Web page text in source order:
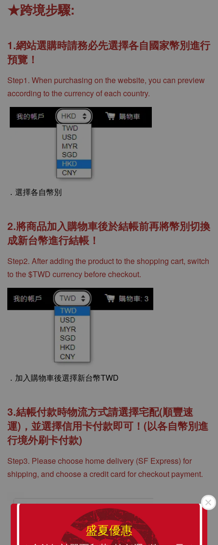
盛夏優惠
★跨境步驟:
1.網站選購時請務必先選擇各自國家幣別進行
預覽！
Step1. When purchasing on the website, you can preview
according to the currency of each country.
．選擇各自幣別
2.將商品加入購物車後於結帳前再將幣別切換
成新台幣進行結帳！
Step2. After adding the product to the shopping cart, switch
to the $TWD currency before checkout.
． 加入購物車後選擇新台幣TWD
3.結帳付款時物流方式請選擇宅配(順豐速
運)，並選擇信用卡付款即可！(以各自幣別進
行境外刷卡付款)
Step3. Please choose home delivery (SF Express) for
shipping, and choose a credit card for checkout payment.